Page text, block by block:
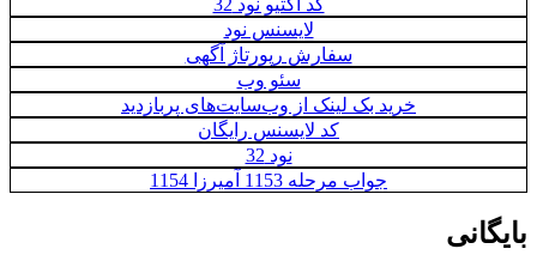
لایسنس نود
سفارش رپورتاژ آگهی
سئو وب
خرید بک لینک از وب‌سایت‌های پربازدید
کد لایسنس رایگان
نود 32
جواب مرحله 1153 آمیرزا 1154
بایگانی